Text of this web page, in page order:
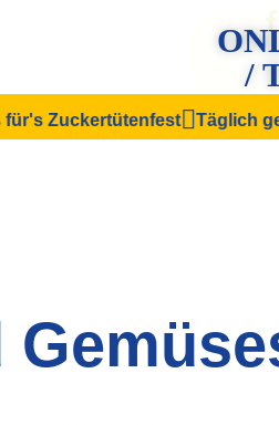
/
Zuckertütenfest Täglich